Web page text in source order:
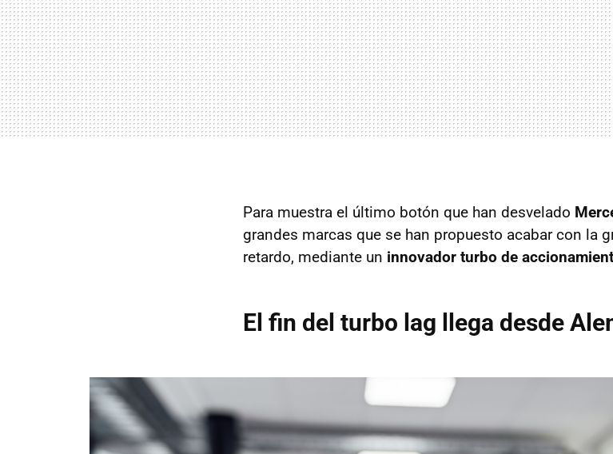
Para muestra el último botón que han desvelado
grandes marcas que se han propuesto acabar con la
retardo, mediante un innovador turbo de
El fin del turbo lag llega desde